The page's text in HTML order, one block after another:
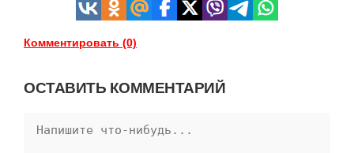
Комментировать (0)
ОСТАВИТЬ КОММЕНТАРИЙ